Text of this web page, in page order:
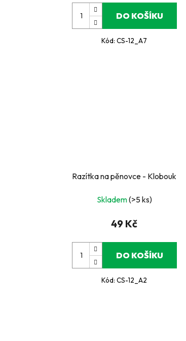
DO KOŠÍKU
Kód:CS-12_A7
Razítka na pěnovce - Klobouk
Skladem(>5 ks)
49 Kč
DO KOŠÍKU
Kód:CS-12_A2